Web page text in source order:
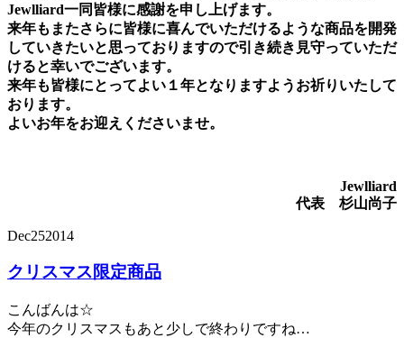
Jewlliard一同皆様に感謝を申し上げます。
来年もまたさらに皆様に喜んでいただけるような商品を開発
していきたいと思っておりますので引き続き見守っていただ
けると幸いでございます。
来年も皆様にとってよい１年となりますようお祈りいたして
おります。
よいお年をお迎えくださいませ。
Jewlliard
代表 杉山尚子
Dec252014
クリスマス限定商品
こんばんは☆
今年のクリスマスもあと少しで終わりですね…